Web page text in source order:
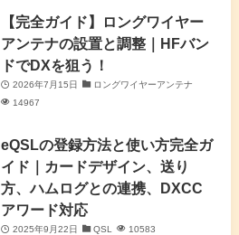
(4)
(3)
(7)
(6)
【完全ガイド】ロングワイヤー
アンテナの設置と調整｜HFバン
ドでDXを狙う！
2026年7月15日
ロングワイヤーアンテナ
14967
eQSLの登録方法と使い方完全ガ
イド｜カードデザイン、送り
方、ハムログとの連携、DXCC
アワード対応
2025年9月22日 QSL 10583